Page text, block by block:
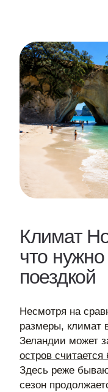
Климат
что
поездкой
Несмотря на
размеры, климат
Зеландии может
остров
Здесь реже
сезон